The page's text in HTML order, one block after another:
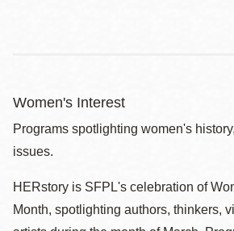
Women's Interest
Programs spotlighting women's
issues.
HERstory is SFPL's celebration of
Month, spotlighting authors, thinkers,